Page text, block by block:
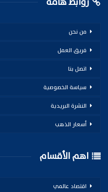
من نحن
فريق العمل
اتصل بنا
سياسة الخصوصية
النشرة البريدية
أسعار الذهب
اهم الأقسام
اقتصاد عالمي